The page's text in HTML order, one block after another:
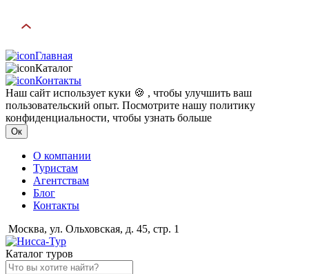
Главная
Каталог
Контакты
Наш сайт использует куки 🍪 , чтобы улучшить ваш
пользовательский опыт. Посмотрите нашу политику
конфиденциальности, чтобы узнать больше
Ок
О компании
Туристам
Агентствам
Блог
Контакты
Москва, ул. Ольховская, д. 45, стр. 1
Каталог туров